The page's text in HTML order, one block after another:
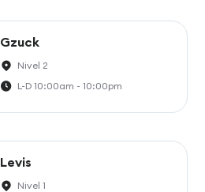
Gzuck
Nivel 2
L-D 10:00am - 10:00pm
Levis
Nivel 1